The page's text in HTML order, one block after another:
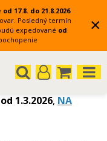
od 17.8. do 21.8.2026
Posledný termín
expedované od
×
1.3.2026, NA